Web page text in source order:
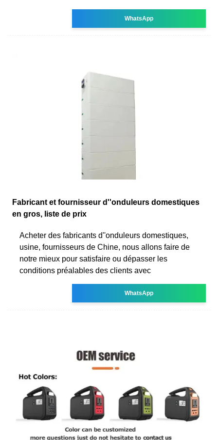
WhatsApp
Fabricant et fournisseur d''onduleurs domestiques
en gros, liste de prix
Acheter des fabricants d''onduleurs domestiques,
usine, fournisseurs de Chine, nous allons faire de
notre mieux pour satisfaire ou dépasser les
conditions préalables des clients avec
WhatsApp